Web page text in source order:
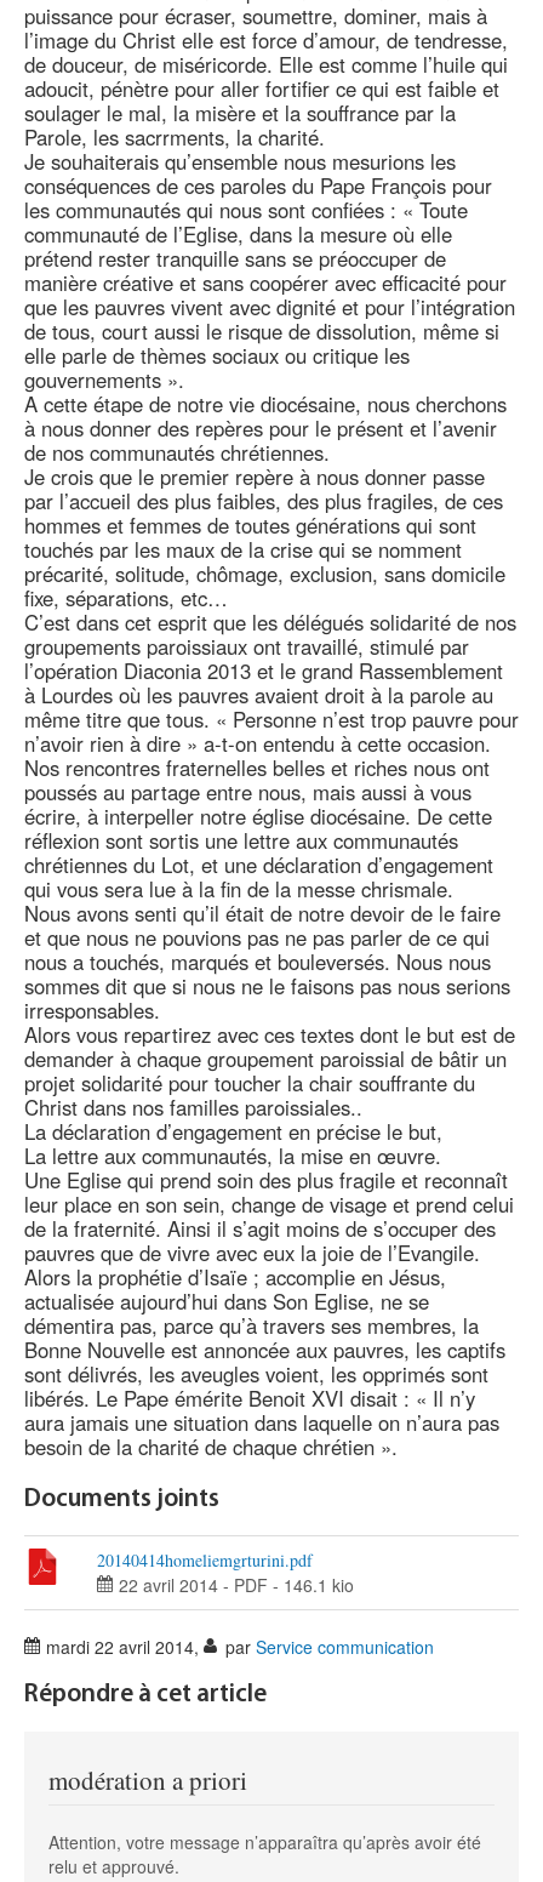
puissance pour écraser, soumettre, dominer, mais à
l’image du Christ elle est force d’amour, de tendresse,
de douceur, de miséricorde. Elle est comme l’huile qui
adoucit, pénètre pour aller fortifier ce qui est faible et
soulager le mal, la misère et la souffrance par la
Parole, les sacrrments, la charité.
Je souhaiterais qu’ensemble nous mesurions les
conséquences de ces paroles du Pape François pour
les communautés qui nous sont confiées : « Toute
communauté de l’Eglise, dans la mesure où elle
prétend rester tranquille sans se préoccuper de
manière créative et sans coopérer avec efficacité pour
que les pauvres vivent avec dignité et pour l’intégration
de tous, court aussi le risque de dissolution, même si
elle parle de thèmes sociaux ou critique les
gouvernements ».
A cette étape de notre vie diocésaine, nous cherchons
à nous donner des repères pour le présent et l’avenir
de nos communautés chrétiennes.
Je crois que le premier repère à nous donner passe
par l’accueil des plus faibles, des plus fragiles, de ces
hommes et femmes de toutes générations qui sont
touchés par les maux de la crise qui se nomment
précarité, solitude, chômage, exclusion, sans domicile
fixe, séparations, etc…
C’est dans cet esprit que les délégués solidarité de nos
groupements paroissiaux ont travaillé, stimulé par
l’opération Diaconia 2013 et le grand Rassemblement
à Lourdes où les pauvres avaient droit à la parole au
même titre que tous. « Personne n’est trop pauvre pour
n’avoir rien à dire » a-t-on entendu à cette occasion.
Nos rencontres fraternelles belles et riches nous ont
poussés au partage entre nous, mais aussi à vous
écrire, à interpeller notre église diocésaine. De cette
réflexion sont sortis une lettre aux communautés
chrétiennes du Lot, et une déclaration d’engagement
qui vous sera lue à la fin de la messe chrismale.
Nous avons senti qu’il était de notre devoir de le faire
et que nous ne pouvions pas ne pas parler de ce qui
nous a touchés, marqués et bouleversés. Nous nous
sommes dit que si nous ne le faisons pas nous serions
irresponsables.
Alors vous repartirez avec ces textes dont le but est de
demander à chaque groupement paroissial de bâtir un
projet solidarité pour toucher la chair souffrante du
Christ dans nos familles paroissiales..
La déclaration d’engagement en précise le but,
La lettre aux communautés, la mise en œuvre.
Une Eglise qui prend soin des plus fragile et reconnaît
leur place en son sein, change de visage et prend celui
de la fraternité. Ainsi il s’agit moins de s’occuper des
pauvres que de vivre avec eux la joie de l’Evangile.
Alors la prophétie d’Isaïe ; accomplie en Jésus,
actualisée aujourd’hui dans Son Eglise, ne se
démentira pas, parce qu’à travers ses membres, la
Bonne Nouvelle est annoncée aux pauvres, les captifs
sont délivrés, les aveugles voient, les opprimés sont
libérés. Le Pape émérite Benoit XVI disait : « Il n’y
aura jamais une situation dans laquelle on n’aura pas
besoin de la charité de chaque chrétien ».
Documents joints
20140414homeliemgrturini.pdf
22 avril 2014 - PDF - 146.1 kio
mardi 22 avril 2014, par Service communication
Répondre à cet article
modération a priori
Attention, votre message n’apparaîtra qu’après avoir été
relu et approuvé.